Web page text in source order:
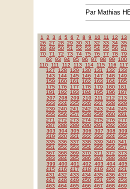
Par Mathias
1 2 3 4 5 6 7 8 9 10 11 12
13
26
27 28 29 30 31 32 33 34 35
48
49 50 51 52 53 54 55 56
57
70 71 72 73 74 75 76 77 78
79
92
93 94 95 96 97 98 99
100
110
111 112 113 114 115 116
117
127
128 129 130 131 132
133
143
144 145 146 147 148
149
159
160 161 162 163 164
165
175
176 177 178 179 180
181
191
192 193 194 195 196
197
207
208 209 210 211 212
213
223
224 225 226 227 228
229
239
240 241 242 243 244 245
255
256 257 258 259 260 261
271
272 273 274 275 276
277
287
288 289 290 291 292
293
303
304 305 306 307 308
309
319
320 321 322 323 324 325
335
336 337 338 339 340 341
351
352 353 354 355 356
357
367
368 369 370 371 372
373
383
384 385 386 387 388
389
399
400 401 402 403 404 405
415
416 417 418 419 420 421
431
432 433 434 435 436
437
447
448 449 450 451 452
453
463
464 465 466 467 468 469